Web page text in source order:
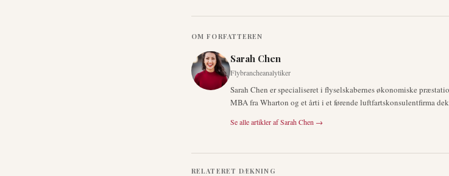
OM FORFATTEREN
Sarah Chen
Flybrancheanalytiker
Sarah Chen er specialiseret i flyselskabernes økonomiske
MBA fra Wharton og et årti i et førende luftfartskonsulentfirma
Se alle artikler afSarah Chen →
RELATERET DÆKNING